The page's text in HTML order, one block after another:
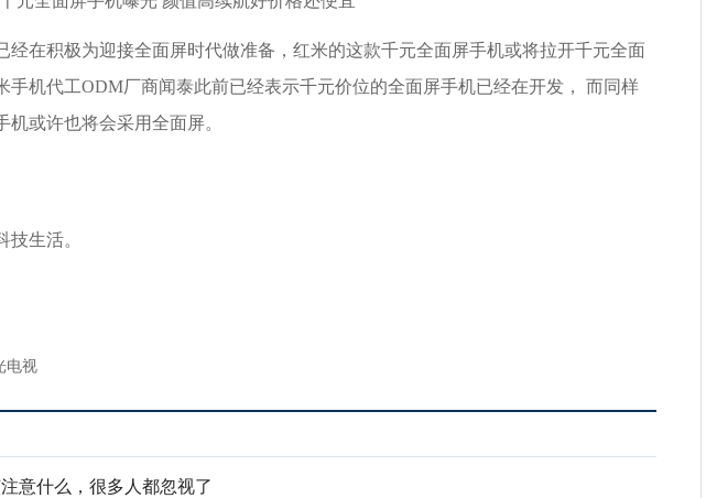
经在积极为迎接全面屏时代做准备，红米的这款千元全面屏手机或将拉开千元全面
手机代工ODM厂商闻泰此前已经表示千元价位的全面屏手机已经在开发， 而同样
机或许也将会采用全面屏。
技生活。
电视
意什么，很多人都忽视了